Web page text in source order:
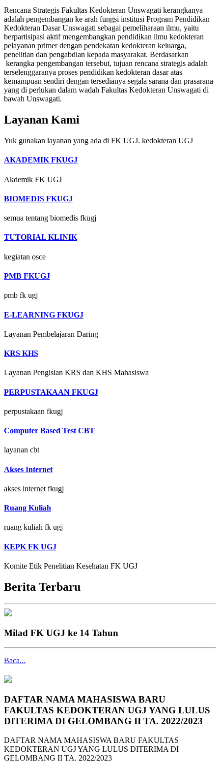
Rencana Strategis Fakultas Kedokteran Unswagati kerangkanya
adalah pengembangan ke arah fungsi institusi Program Pendidikan
Kedokteran Dasar Unswagati sebagai pemeliharaan ilmu, yaitu
berpartisipasi aktif mengembangkan pendidikan ilmu kedokteran
pelayanan primer dengan pendekatan kedokteran keluarga,
penelitian dan pengabdian kepada masyarakat. Berdasarkan
kerangka pengembangan tersebut, tujuan rencana strategis adalah
terselenggaranya proses pendidikan kedokteran dasar atas
kemampuan sendiri dengan tersedianya segala sarana dan prasarana
yang di perlukan dalam wadah Fakultas Kedokteran Unswagati di
bawah Unswagati.
Layanan Kami
Yuk gunakan layanan yang ada di FK UGJ. kedokteran UGJ
AKADEMIK FKUGJ
Akdemik FK UGJ
BIOMEDIS FKUGJ
semua tentang biomedis fkugj
TUTORIAL KLINIK
kegiatan osce
PMB FKUGJ
pmb fk ugj
E-LEARNING FKUGJ
Layanan Pembelajaran Daring
KRS KHS
Layanan Pengisian KRS dan KHS Mahasiswa
PERPUSTAKAAN FKUGJ
perpustakaan fkugj
Computer Based Test CBT
layanan cbt
Akses Internet
akses internet fkugj
Ruang Kuliah
ruang kuliah fk ugj
KEPK FK UGJ
Komite Etik Penelitian Kesehatan FK UGJ
Berita Terbaru
Milad FK UGJ ke 14 Tahun
Baca...
DAFTAR NAMA MAHASISWA BARU
FAKULTAS KEDOKTERAN UGJ YANG LULUS
DITERIMA DI GELOMBANG II TA. 2022/2023
DAFTAR NAMA MAHASISWA BARU FAKULTAS
KEDOKTERAN UGJ YANG LULUS DITERIMA DI
GELOMBANG II TA. 2022/2023